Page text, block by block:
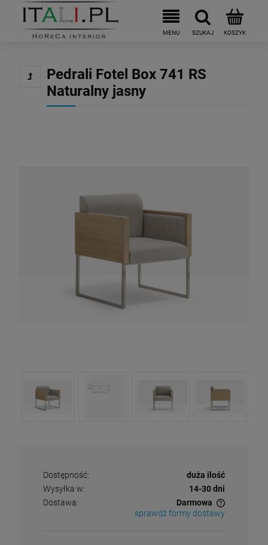
Pedrali Fotel Box 741 RS
Naturalny jasny
Dostępność:
duża ilość
Wysyłka w:
14-30 dni
Dostawa:
Darmowa
Cena nie zawiera ewentualnych kosztów płatności
sprawdź formy dostawy